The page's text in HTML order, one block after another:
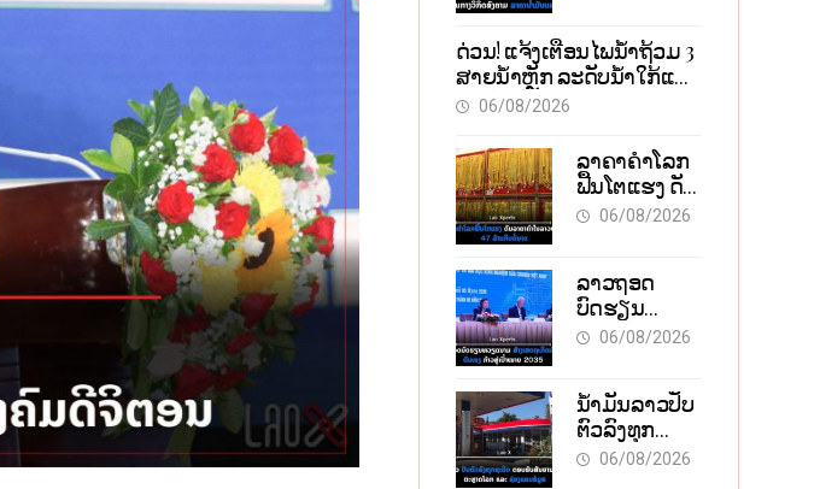
ສົງຄາມ ລາຄາ
ນໍ້າມັນແພງ
ດ່ວນ! ແຈ້ງເຕືອນໄພນໍ້າຖ້ວມ 3
ສາຍນໍ້າຫຼັກ ລະດັບນໍ້າໃກ້ແຕະ
ຈຸດອັນຕະລາຍ
06/08/2026
ລາຄາຄຳໂລກ
ຟື້ນໂຕແຮງ ດັນ
ລາຄາຄຳໃນ
06/08/2026
ລາວຖອດ
ບົດຮຽນ
ຫວຽດນາມ
ເຈົ້າຕົນເອງ
ກ້າວສູ່
ເປົ້າໝາຍ 2035
06/08/2026
ນໍ້າມັນລາວປັບ
ຕົວລົງທຸກ
ຊະນິດ ຕອບຮັບ
06/08/2026